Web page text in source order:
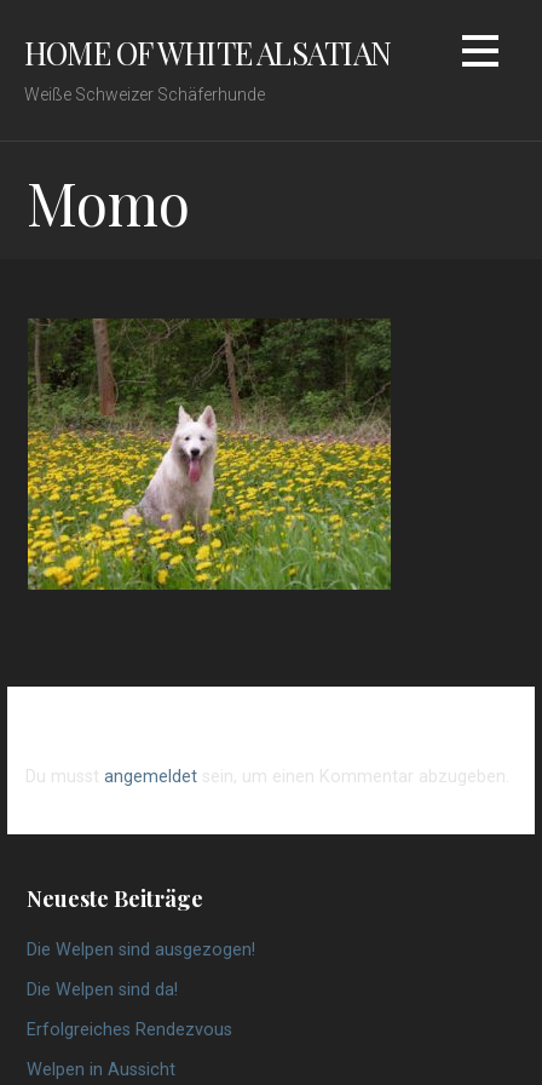
InhaltHOME OF WHITE ALSATIAN
Weiße Schweizer Schäferhunde
Momo
Du musst angemeldetsein, um einen Kommentar abzugeben.
Neueste Beiträge
Die Welpen sind ausgezogen!
Die Welpen sind da!
Erfolgreiches Rendezvous
Welpen in Aussicht